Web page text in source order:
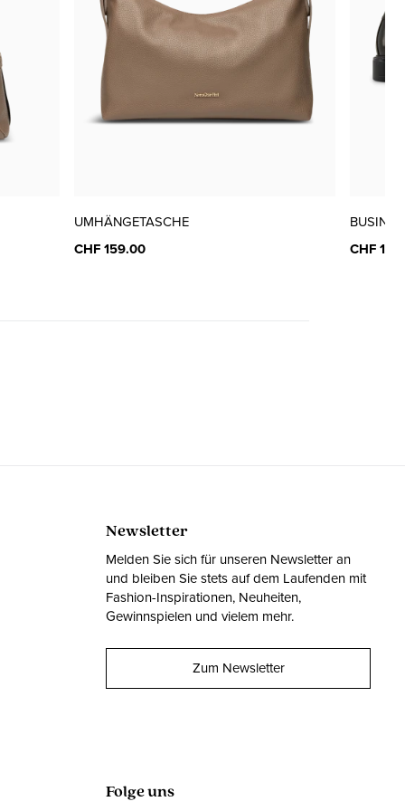
UMHÄNGETASCHE
CHF 159.00
CHF
Newsletter
Melden Sie sich für unseren Newsletter an
und bleiben Sie stets auf dem Laufenden mit
Fashion-Inspirationen, Neuheiten,
Gewinnspielen und vielem mehr.
Zum Newsletter
Folge uns